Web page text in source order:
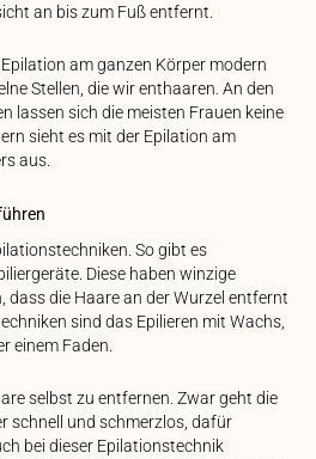
an bis zum Fuß entfernt.
am ganzen Körper modern
Stellen, die wir enthaaren. An den
lassen sich die meisten Frauen keine
sieht es mit der Epilation am
aus.
So gibt es
Diese haben winzige
dass die Haare an der Wurzel entfernt
sind das Epilieren mit Wachs,
einem Faden.
selbst zu entfernen. Zwar geht die
schnell und schmerzlos, dafür
bei dieser Epilationstechnik